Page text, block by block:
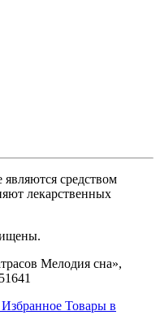
средством
лекарственных
Мелодия сна»,
Избранное Товары в